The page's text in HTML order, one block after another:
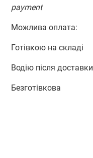
payment
Можлива оплата:
Готівкою на складі
Водію після доставки
Безготівкова